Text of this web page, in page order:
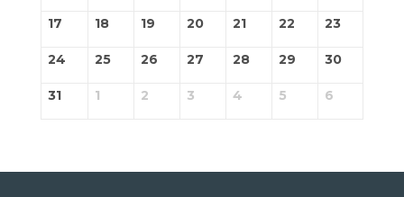
17 18 19 20 21 22 23
24 25 26 27 28 29 30
31 1 2 3 4 5 6